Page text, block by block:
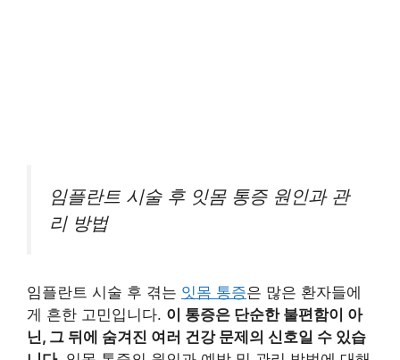
임플란트 시술 후 잇몸 통증 원인과 관
리 방법
임플란트 시술 후 겪는 잇몸 통증은 많은 환자들에
게 흔한 고민입니다. 이 통증은 단순한 불편함이 아
닌, 그 뒤에 숨겨진 여러 건강 문제의 신호일 수 있습